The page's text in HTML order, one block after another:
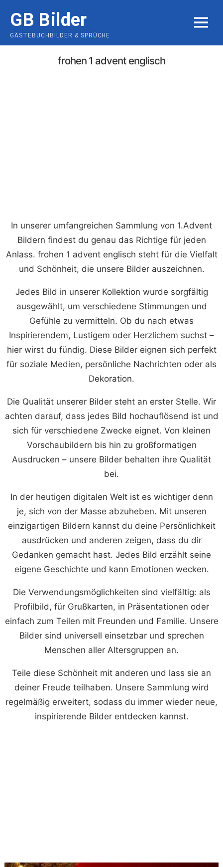
content
GB Bilder
GÄSTEBUCHBILDER & SPRÜCHE
MENU
frohen 1 advent englisch
In unserer umfangreichen Sammlung von 1.Advent
Bildern findest du genau das Richtige für jeden
Anlass. frohen 1 advent englisch steht für die Vielfalt
und Schönheit, die unsere Bilder auszeichnen.
Jedes Bild in unserer Kollektion wurde sorgfältig
ausgewählt, um verschiedene Stimmungen und
Gefühle zu vermitteln. Ob du nach etwas
Inspirierendem, Lustigem oder Herzlichem suchst –
hier wirst du fündig. Diese Bilder eignen sich perfekt
für soziale Medien, persönliche Nachrichten oder als
Dekoration.
Die Qualität unserer Bilder steht an erster Stelle. Wir
achten darauf, dass jedes Bild hochauflösend ist und
sich für verschiedene Zwecke eignet. Von kleinen
Vorschaubildern bis hin zu großformatigen
Ausdrucken – unsere Bilder behalten ihre Qualität
bei.
In der heutigen digitalen Welt ist es wichtiger denn
je, sich von der Masse abzuheben. Mit unseren
einzigartigen Bildern kannst du deine Persönlichkeit
ausdrücken und anderen zeigen, dass du dir
Gedanken gemacht hast. Jedes Bild erzählt seine
eigene Geschichte und kann Emotionen wecken.
Die Verwendungsmöglichkeiten sind vielfältig: als
Profilbild, für Grußkarten, in Präsentationen oder
einfach zum Teilen mit Freunden und Familie. Unsere
Bilder sind universell einsetzbar und sprechen
Menschen aller Altersgruppen an.
Teile diese Schönheit mit anderen und lass sie an
deiner Freude teilhaben. Unsere Sammlung wird
regelmäßig erweitert, sodass du immer wieder neue,
inspirierende Bilder entdecken kannst.